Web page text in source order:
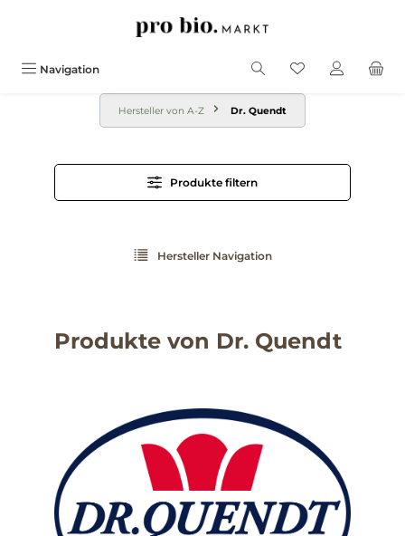
Navigation
Hersteller von A-Z Dr. Quendt
Produkte filtern
Hersteller Navigation
Produkte von Dr. Quendt